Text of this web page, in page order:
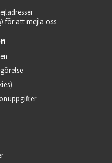
för att mejla oss.
Öppnas i nytt fönster.